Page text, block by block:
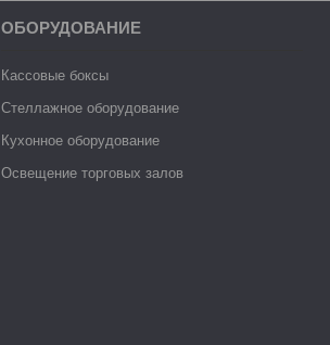
ОБОРУДОВАНИЕ
Кассовые боксы
Стеллажное оборудование
Кухонное оборудование
Освещение торговых залов